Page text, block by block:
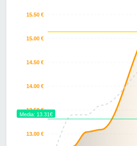
15.50 €
15.00 €
14.50 €
14.00 €
13.50 €
13.00 €
Media: 13.31€